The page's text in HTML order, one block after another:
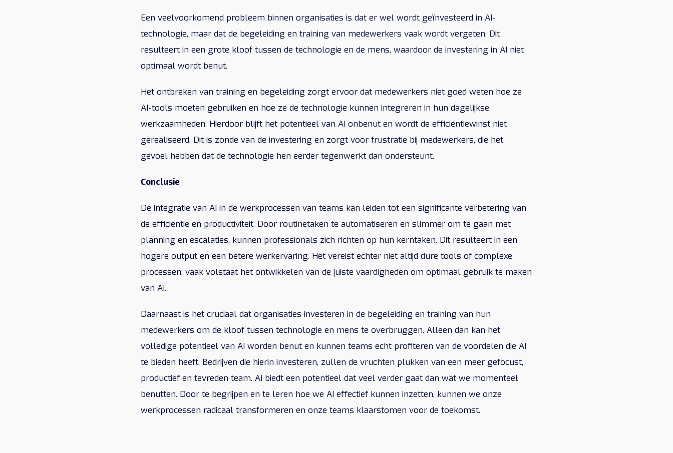
Een veelvoorkomend probleem binnen organisaties is dat er wel wordt geïnvesteerd in AI-
technologie, maar dat de begeleiding en training van medewerkers vaak wordt vergeten. Dit
resulteert in een grote kloof tussen de technologie en de mens, waardoor de investering in AI niet
optimaal wordt benut.
Het ontbreken van training en begeleiding zorgt ervoor dat medewerkers niet goed weten hoe ze
AI-tools moeten gebruiken en hoe ze de technologie kunnen integreren in hun dagelijkse
werkzaamheden. Hierdoor blijft het potentieel van AI onbenut en wordt de efficiëntiewinst niet
gerealiseerd. Dit is zonde van de investering en zorgt voor frustratie bij medewerkers, die het
gevoel hebben dat de technologie hen eerder tegenwerkt dan ondersteunt.
Conclusie
De integratie van AI in de werkprocessen van teams kan leiden tot een significante verbetering van
de efficiëntie en productiviteit. Door routinetaken te automatiseren en slimmer om te gaan met
planning en escalaties, kunnen professionals zich richten op hun kerntaken. Dit resulteert in een
hogere output en een betere werkervaring. Het vereist echter niet altijd dure tools of complexe
processen; vaak volstaat het ontwikkelen van de juiste vaardigheden om optimaal gebruik te maken
van AI.
Daarnaast is het cruciaal dat organisaties investeren in de begeleiding en training van hun
medewerkers om de kloof tussen technologie en mens te overbruggen. Alleen dan kan het
volledige potentieel van AI worden benut en kunnen teams echt profiteren van de voordelen die AI
te bieden heeft. Bedrijven die hierin investeren, zullen de vruchten plukken van een meer gefocust,
productief en tevreden team. AI biedt een potentieel dat veel verder gaat dan wat we momenteel
benutten. Door te begrijpen en te leren hoe we AI effectief kunnen inzetten, kunnen we onze
werkprocessen radicaal transformeren en onze teams klaarstomen voor de toekomst.